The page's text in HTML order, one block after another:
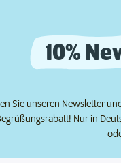
10%
Sie unseren Newsletter
Nur in